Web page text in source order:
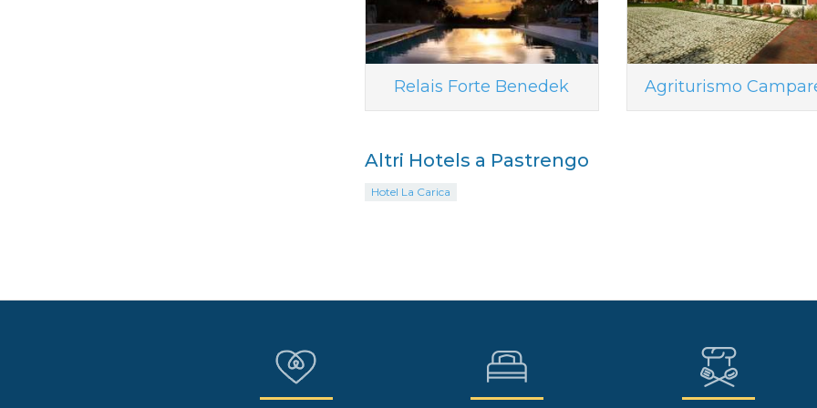
Relais Forte Benedek Agriturismo
Altri Hotels a Pastrengo
Hotel La Carica